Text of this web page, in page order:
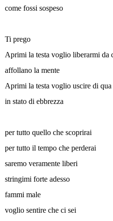
come fossi sospeso
Ti prego
Aprimi la testa voglio liberarmi da
affollano la mente
Aprimi la testa voglio uscire di
in stato di ebbrezza
per tutto quello che scoprirai
per tutto il tempo che perderai
saremo veramente liberi
stringimi forte adesso
fammi male
voglio sentire che ci sei